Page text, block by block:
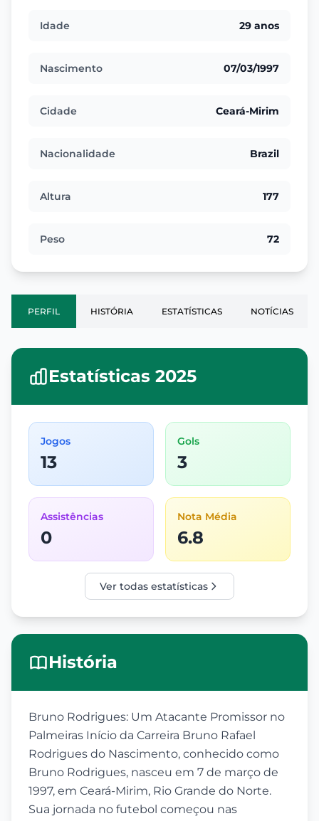
Idade 29 anos
Nascimento 07/03/1997
Cidade Ceará-Mirim
Nacionalidade Brazil
Altura 177
Peso 72
PERFIL HISTÓRIA ESTATÍSTICAS NOTÍCIAS
Estatísticas 2025
Jogos
13
Gols
3
Assistências
0
Nota Média
6.8
Ver todas estatísticas
História
Bruno Rodrigues: Um Atacante Promissor no
Palmeiras Início da Carreira Bruno Rafael
Rodrigues do Nascimento, conhecido como
Bruno Rodrigues, nasceu em 7 de março de
1997, em Ceará-Mirim, Rio Grande do Norte.
Sua jornada no futebol começou nas